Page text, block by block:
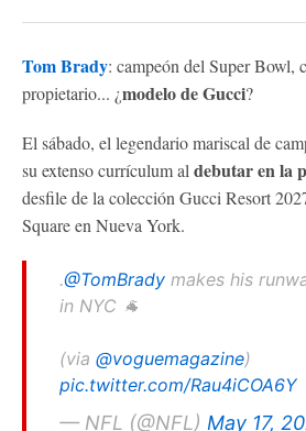
Tom Brady: campeón del Super Bowl,
propietario... ¿modelo de Gucci?
El sábado, el legendario mariscal de
su extenso currículum al debutar en la
desfile de la colección Gucci Resort
Square en Nueva York.
.@TomBrady makes his
in NYC 🐐
(via @voguemagazine)
pic.twitter.com/Rau4iCOA6Y
— NFL (@NFL) May 17,